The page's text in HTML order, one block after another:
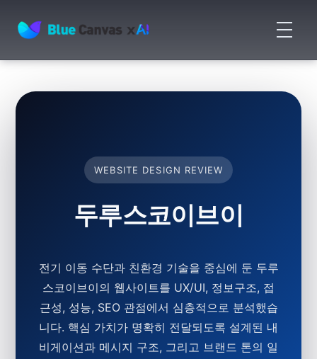
BLUECANVAS
메
뉴
기
WEBSITE DESIGN REVIEW
두루스코이브이
전기 이동 수단과 친환경 기술을 중심에 둔 두루
스코이브이의 웹사이트를 UX/UI, 정보구조, 접
근성, 성능, SEO 관점에서 심층적으로 분석했습
니다. 핵심 가치가 명확히 전달되도록 설계된 내
비게이션과 메시지 구조, 그리고 브랜드 톤의 일